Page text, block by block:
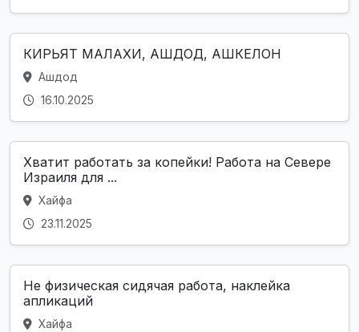
КИРЬЯТ МАЛАХИ, АШДОД, АШКЕЛОН
Ашдод
16.10.2025
Хватит работать за копейки! Работа на Севере
Израиля для ...
Хайфа
23.11.2025
Не физическая сидячая работа, наклейка
апликаций
Хайфа